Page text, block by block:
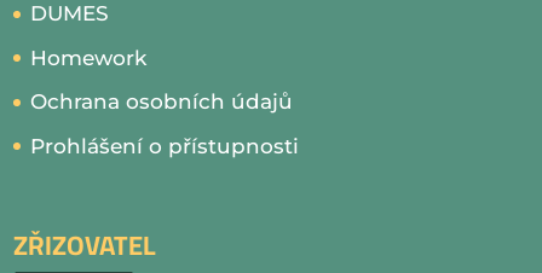
DUMES
Homework
Ochrana osobních údajů
Prohlášení o přístupnosti
ZŘIZOVATEL